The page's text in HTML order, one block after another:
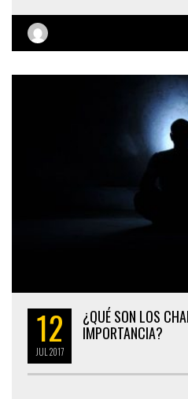
12
JUL2017
¿QUÉ SON LOS
IMPORTANCIA?